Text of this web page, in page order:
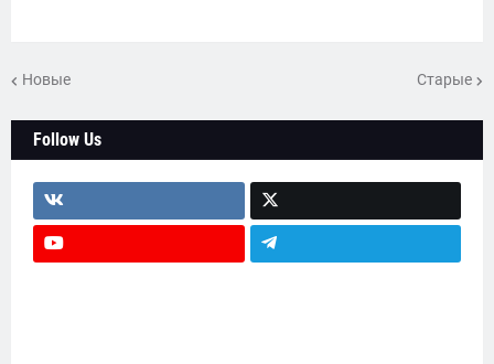
Новые Старые
Follow Us